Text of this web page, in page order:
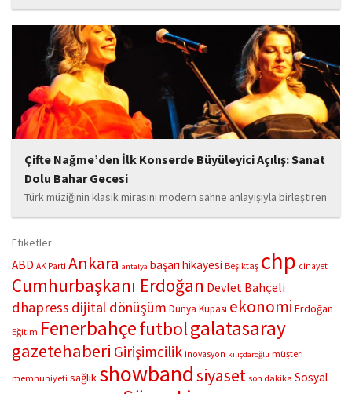
hayata geçirdiği örnek çalışma ile hem eğitim camiasının hem de
toplumun dikkatini çekiyor. “Hayatta yaşattığın mutluluk en güzel
hediyedir” anlayışıyla yola çıkan Bozkurt,...
Çifte Nağme’den İlk Konserde Büyüleyici Açılış: Sanat
Dolu Bahar Gecesi
Türk müziğinin klasik mirasını modern sahne anlayışıyla birleştiren
“Çifte Nağme” projesi, ilk konserini İstanbul Ataşehir’de bulunan
buluşturdu. Yoğun katılımla gerçekleşen gece, müzikal çeşitlilik
ve...
Etiketler
ABD AK Parti Ankara antalya başarı hikayesi Beşiktaş chp cinayet
Cumhurbaşkanı Erdoğan Devlet Bahçeli
dhapress dijital dönüşüm Dünya Kupası ekonomi Erdoğan
Eğitim Fenerbahçefutbolgalatasaray
gazetehaberi Girişimcilik inovasyon kılıçdaroğlu müşteri
memnuniyeti sağlık showbandsiyaset son dakika Sosyal